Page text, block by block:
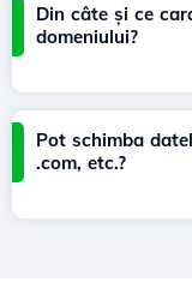
Din câte și ce
domeniului?
Pot schimba
.com, etc.?